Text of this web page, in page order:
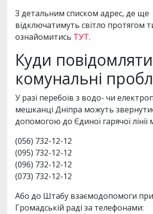
З детальним списком адрес, де ще
відключатимуть світло протягом
ознайомитись ТУТ.
Куди
комунальні
У разі перебоїв з водо- чи
мешканці Дніпра можуть
допомогою до Єдиної гарячої лінії
(056) 732-12-12
(095) 732-12-12
(096) 732-12-12
(073) 732-12-12
Або до Штабу взаємодопомоги при
Громадській раді за телефонами: